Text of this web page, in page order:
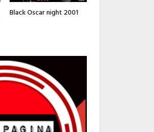
Black Oscar night 2001